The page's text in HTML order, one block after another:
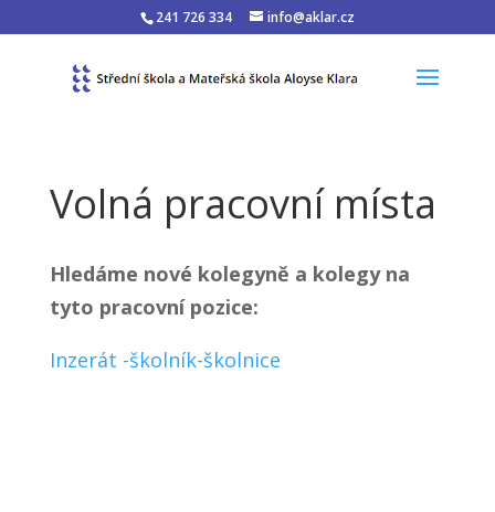
241 726 334 info@aklar.cz
Volná pracovní místa
Hledáme nové kolegyně a kolegy na
tyto pracovní pozice:
Inzerát -školník-školnice